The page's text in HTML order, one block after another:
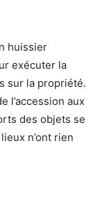
huissier
exécuter la
sur la propriété.
l’accession aux
des objets se
n’ont rien